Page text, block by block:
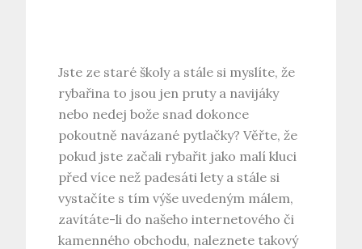
Jste ze staré školy a stále si myslíte, že
rybařina to jsou jen pruty a navijáky
nebo nedej bože snad dokonce
pokoutně navázané pytlačky? Věřte, že
pokud jste začali rybařit jako malí kluci
před více než padesáti lety a stále si
vystačíte s tím výše uvedeným málem,
zavítáte-li do našeho internetového či
kamenného obchodu, naleznete takový